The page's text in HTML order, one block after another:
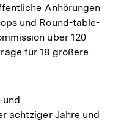
Anhörungen
und Round-table-
über 120
für 18 größere
und
achtziger Jahre und